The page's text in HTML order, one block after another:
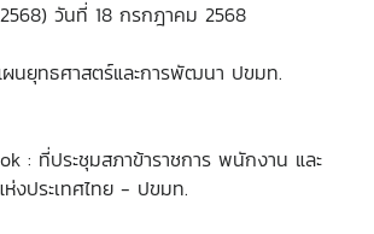
วันที่ 18 กรกฎาคม 2568
ผนยุทธศาสตร์และการพัฒนา ปขมท.
: ที่ประชุมสภาข้าราชการ พนักงาน และ
งประเทศไทย - ปขมท.